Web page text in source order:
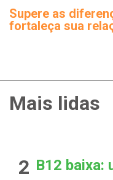
Supere as
fortaleça sua
Mais lidas
2 B12 baixa: